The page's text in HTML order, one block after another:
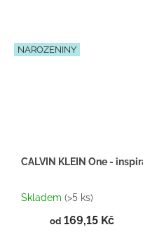
NAROZENINY
CALVIN KLEIN One -
hodnocení
je
Skladem (>5 ks)
od 169,15 Kč